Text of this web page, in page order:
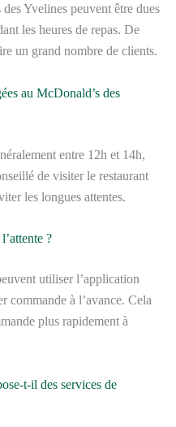
Yvelines peuvent être dues
les heures de repas. De
un grand nombre de clients.
au McDonald’s des
entre 12h et 14h,
de visiter le restaurant
les longues attentes.
?
utiliser l’application
commande à l’avance. Cela
plus rapidement à
t-il des services de